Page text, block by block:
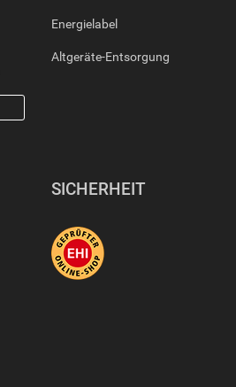
Energielabel
Altgeräte-Entsorgung
SICHERHEIT